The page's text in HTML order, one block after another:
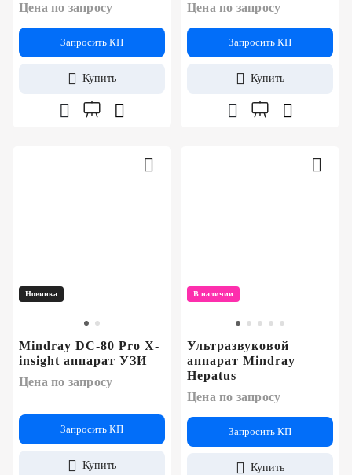
Цена по запросу
Запросить КП
Купить
Цена по запросу
Запросить КП
Купить
Новинка
Mindray DC-80 Pro X-
insight аппарат УЗИ
Цена по запросу
Запросить КП
Купить
В наличии
Ультразвуковой
аппарат Mindray
Hepatus
Цена по запросу
Запросить КП
Купить